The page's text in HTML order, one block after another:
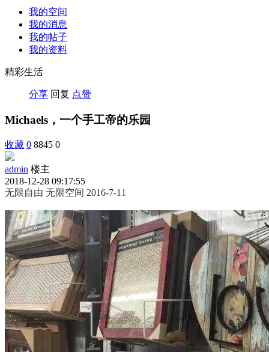
我的空间
我的消息
我的帖子
我的资料
精彩生活
分享 回复 点赞
Michaels，一个手工帝的乐园
收藏 0 8845 0
admin 楼主
2018-12-28 09:17:55
无限自由 无限空间 2016-7-11